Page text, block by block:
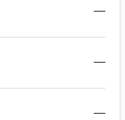
—
—
—